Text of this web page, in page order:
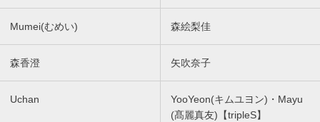
Mumei(むめい) 森絵梨佳
森香澄 矢吹奈子
Uchan
YooYeon(キムユヨン)・Mayu
(髙麗真友)【tripleS】